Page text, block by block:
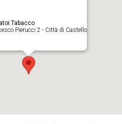
Tabacco
Pierucci 2 - Città di Castello